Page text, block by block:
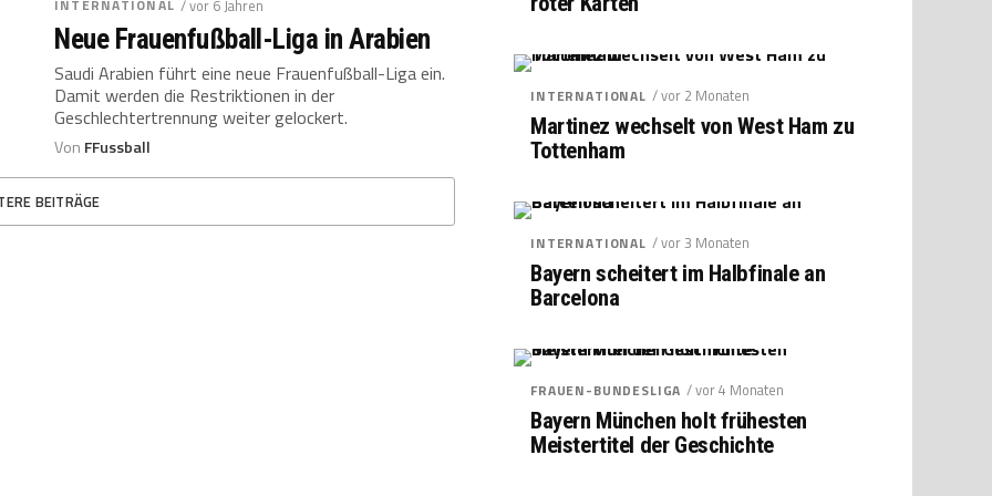
INTERNATIONAL / vor 6 Jahren
Neue Frauenfußball-Liga in Arabien
Saudi Arabien führt eine neue Frauenfußball-Liga ein.
Damit werden die Restriktionen in der
Geschlechtertrennung weiter gelockert.
Von FFussball
BEITRÄGE
INTERNATIONAL / vor 2 Monaten
Martinez wechselt von West Ham zu
Tottenham
INTERNATIONAL / vor 3 Monaten
Bayern scheitert im Halbfinale an
Barcelona
FRAUEN-BUNDESLIGA / vor 4 Monaten
Bayern München holt frühesten
Meistertitel der Geschichte